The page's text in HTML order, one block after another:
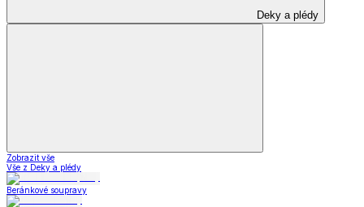
Deky a plédy
Zobrazit vše
Vše z Deky a plédy
Beránkové soupravy